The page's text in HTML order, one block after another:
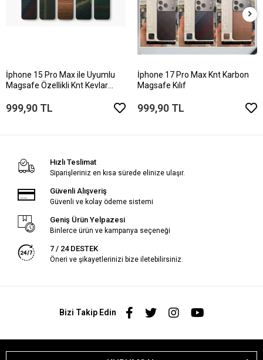
İphone 15 Pro Max ile Uyumlu
Magsafe Özellikli Knt Kevlar
999,90 TL
İphone 17 Pro Max Knt Karbon
Magsafe Kılıf
999,90 TL
Hızlı Teslimat
Siparişleriniz en kısa sürede elinize ulaşır.
Güvenli Alışveriş
Güvenli ve kolay ödeme sistemi
Geniş Ürün Yelpazesi
Binlerce ürün ve kampanya seçeneği
7 / 24 DESTEK
Öneri ve şikayetlerinizi bize iletebilirsiniz.
Bizi Takip Edin